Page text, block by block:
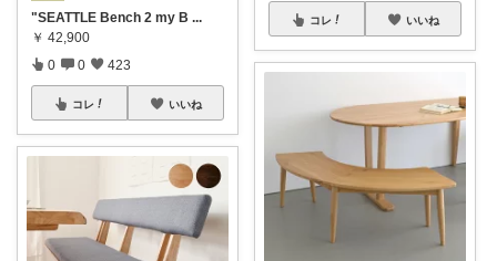
"SEATTLE Bench 2 my B ...
￥ 42,900
0 0 423
コレ いいね
コレ いいね